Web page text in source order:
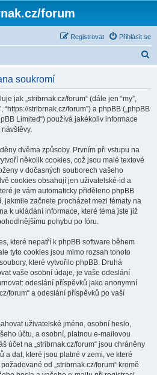
forum
Přihlásit se
Registrovat
soukromí
jak „stribrnak.cz/forum“ (dále jen “my”,
“https://stribrnak.cz/forum”) a phpBB („phpBB
Limited“) používá jakékoliv informace
dvěma způsoby. Prvním při vstupu na
několik cookies, což jsou malé textové
v dočasných souborech vašeho
cookies obsahují jen uživatelské-id a
je vám automaticky přiděleno phpBB
jakmile začnete procházet mezi tématy na
k ukládání informace, které téma jste již
pohybu po fóru.
které nepatří k phpBB software během
tyto cookies jsou mimo rozsah tohoto
které vytvořilo phpBB. Druhá
vaše osobní údaje, je vaše odeslání
odeslání příspěvků jako anonymní
forum“ a odeslání příspěvků po vaší
uživatelské jméno, osobní heslo,
účtu, a osobní, platnou e-mailovou
účet na „stribrnak.cz/forum“ jsou chráněny
a dat, které jsou platné v zemi, ve které
od „stribrnak.cz/forum“ kromě